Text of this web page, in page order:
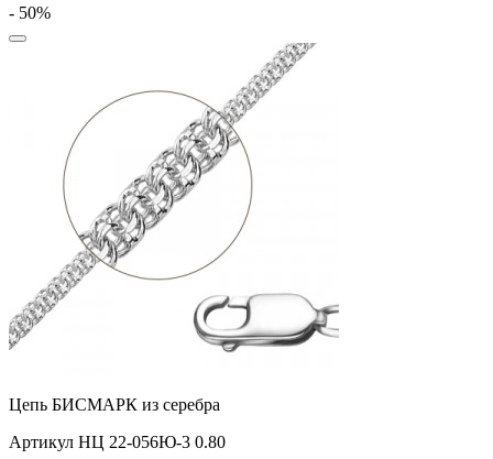
- 50%
Цепь БИСМАРК из серебра
Артикул НЦ 22-056Ю-3 0.80